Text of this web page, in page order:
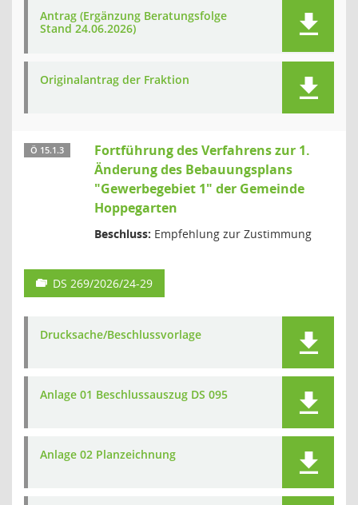
Antrag (Ergänzung Beratungsfolge
Stand 24.06.2026)
Originalantrag der Fraktion
Ö 15.1.3
Fortführung des Verfahrens zur 1.
Änderung des Bebauungsplans
"Gewerbegebiet 1" der Gemeinde
Hoppegarten
Beschluss: Empfehlung zur Zustimmung
DS 269/2026/24-29
Drucksache/Beschlussvorlage
Anlage 01 Beschlussauszug DS 095
Anlage 02 Planzeichnung